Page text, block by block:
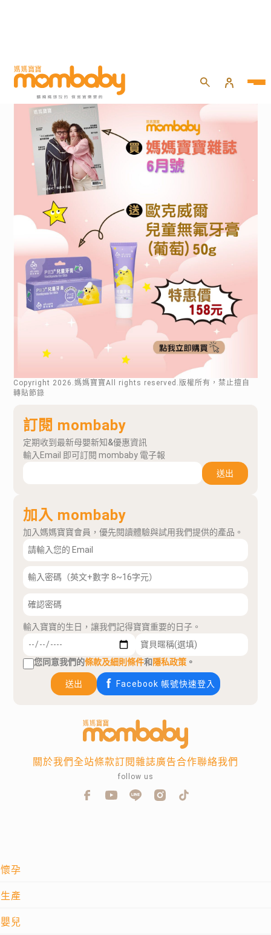
Copyright 2026 .媽媽寶寶All rights reserved.版權所有，禁止擅自
轉貼節錄
訂閱 mombaby
定期收到最新母嬰新知&優惠資訊
輸入Email 即可訂閱 mombaby 電子報
送出
加入 mombaby
加入媽媽寶寶會員，優先閱讀體驗與試用我們提供的產品。
輸入寶寶的生日，讓我們記得寶寶重要的日子。
您同意我們的條款及細則條件和隱私政策 。
送出 Facebook 帳號快速登入
懷孕
生產
嬰兒
關於我們全站條款訂閱雜誌廣告合作聯絡我們
follow us